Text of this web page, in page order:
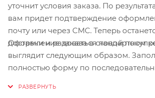
уточнит условия заказа. По
вам придет подтверждение
почту или через СМС. Теперь
доставки и радоваться новой
Оформление заказа в стандартном
выглядит следующим образом.
полностью форму по